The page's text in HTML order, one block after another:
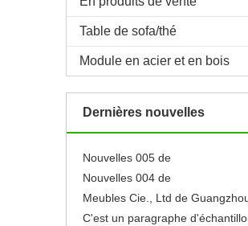
Table de sofa/thé
Module en acier et en bois
Dernières nouvelles
Neuf
le faire
Nouvelles 005 de
Nouvelles 004 de
C'est un paragraphe d'échantillon